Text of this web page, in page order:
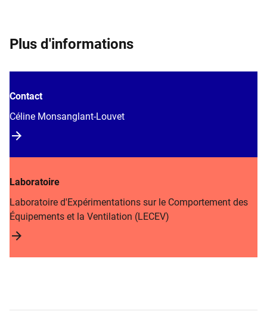
Plus d'informations
Contact
Céline Monsanglant-Louvet
Laboratoire
Laboratoire d'Expérimentations sur le Comportement des
Équipements et la Ventilation (LECEV)